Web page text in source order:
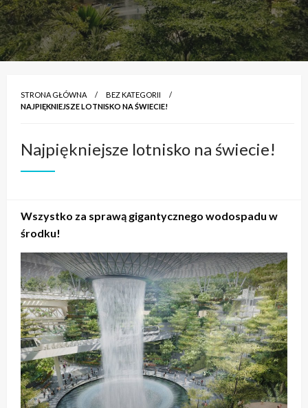
STRONA GŁÓWNA
BEZ KATEGORII
NAJPIĘKNIEJSZE LOTNISKO NA ŚWIECIE!
Najpiękniejsze lotnisko na świecie!
Wszystko za sprawą gigantycznego wodospadu w
środku!